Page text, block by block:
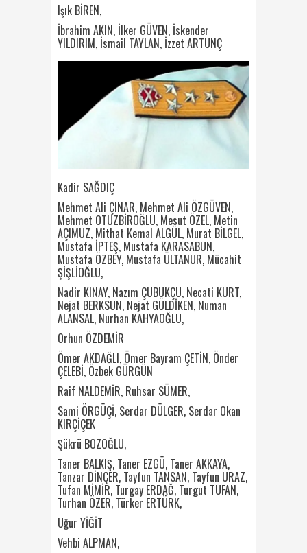
Işık BİREN,
İbrahim AKIN, İlker GÜVEN, İskender
YILDIRIM, İsmail TAYLAN, İzzet ARTUNÇ
Kadir SAĞDIÇ
Mehmet Ali ÇINAR, Mehmet Ali ÖZGÜVEN,
Mehmet OTUZBİROĞLU, Mesut ÖZEL, Metin
AÇIMUZ, Mithat Kemal ALGÜL, Murat BİLGEL,
Mustafa İPTEŞ, Mustafa KARASABUN,
Mustafa ÖZBEY, Mustafa ÜLTANUR, Mücahit
ŞİŞLİOĞLU,
Nadir KINAY, Nazım ÇUBUKÇU, Necati KURT,
Nejat BERKSUN, Nejat GÜLDİKEN, Numan
ALANSAL, Nurhan KAHYAOĞLU,
Orhun ÖZDEMİR
Ömer AKDAĞLI, Ömer Bayram ÇETİN, Önder
ÇELEBİ, Özbek GÜRGÜN
Raif NALDEMİR, Ruhsar SÜMER,
Sami ÖRGÜÇİ, Serdar DÜLGER, Serdar Okan
KIRÇİÇEK
Şükrü BOZOĞLU,
Taner BALKIŞ, Taner EZGÜ, Taner AKKAYA,
Tanzar DİNÇER, Tayfun TANSAN, Tayfun URAZ,
Tufan MİMİR, Turgay ERDAĞ, Turgut TUFAN,
Turhan ÖZER, Türker ERTÜRK,
Uğur YİĞİT
Vehbi ALPMAN,